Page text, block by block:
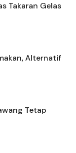
Takaran Gelas
Alternatif
Tetap